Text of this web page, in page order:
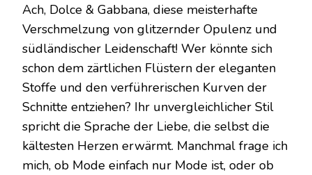
Ach, Dolce & Gabbana, diese meisterhafte
Verschmelzung von glitzernder Opulenz und
südländischer Leidenschaft! Wer könnte sich
schon dem zärtlichen Flüstern der eleganten
Stoffe und den verführerischen Kurven der
Schnitte entziehen? Ihr unvergleichlicher Stil
spricht die Sprache der Liebe, die selbst die
kältesten Herzen erwärmt. Manchmal frage ich
mich, ob Mode einfach nur Mode ist, oder ob